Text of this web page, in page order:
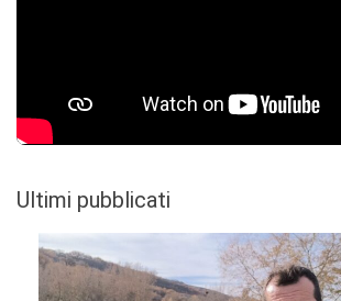
Ultimi pubblicati